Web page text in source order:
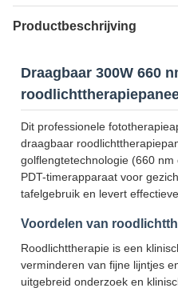
Productbeschrijving
Draagbaar 300W 660
Dit professionele
draagbaar
golflengtetechnologie (660
PDT-timerapparaat voor
tafelgebruik en levert
Voordelen van
Roodlichttherapie is een
verminderen van fijne lijntjes
uitgebreid onderzoek en